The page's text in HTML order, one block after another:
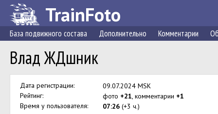
TrainFoto
База подвижного состава Дополнительно Комментарии
Влад ЖДшник
Дата регистрации:
09.07.2024 MSK
Рейтинг:
фото +21, комментарии +1
Время у пользователя:
07:26 (+3 ч.)